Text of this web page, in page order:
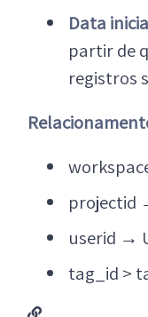
Data
partir de
registros
projectid
userid →
tag_id >